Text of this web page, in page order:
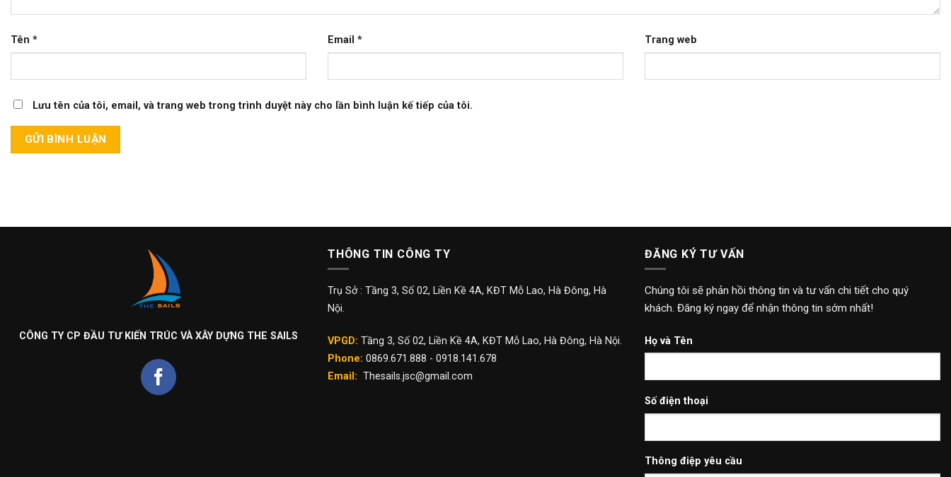
Tên * Email * Trang web
Lưu tên của tôi, email, và trang web trong trình duyệt này cho lần bình luận kế tiếp của tôi.
CÔNG TY CP ĐẦU TƯ KIẾN TRÚC VÀ XÂY DỰNG THE SAILS
THÔNG TIN CÔNG TY
Trụ Sở : Tầng 3, Số 02, Liền Kề 4A, KĐT Mỗ Lao, Hà Đông, Hà
Nội.
VPGD: Tầng 3, Số 02, Liền Kề 4A, KĐT Mỗ Lao, Hà Đông, Hà Nội.
Phone: 0869.671.888 - 0918.141.678
Email: Thesails.jsc@gmail.com
ĐĂNG KÝ TƯ VẤN
Chúng tôi sẽ phản hồi thông tin và tư vấn chi tiết cho quý
khách. Đăng ký ngay để nhận thông tin sớm nhất!
Họ và Tên
Số điện thoại
Thông điệp yêu cầu